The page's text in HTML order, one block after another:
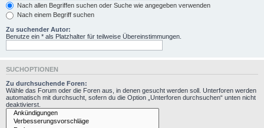
Nach allen Begriffen suchen oder Suche wie angegeben verwenden
Nach einem Begriff suchen
Zu suchender Autor:
Benutze ein * als Platzhalter für teilweise Übereinstimmungen.
SUCHOPTIONEN
Zu durchsuchende Foren:
Wähle das Forum oder die Foren aus, in denen gesucht werden soll. Unterforen werden
automatisch mit durchsucht, sofern du die Option „Unterforen durchsuchen“ unten nicht
deaktivierst.